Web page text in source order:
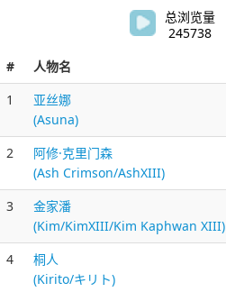
总浏览量
245738
#
人物名
1
亚丝娜
(Asuna)
2
阿修·克里门森
(Ash Crimson/AshXIII)
3
金家潘
(Kim/KimXIII/Kim Kaphwan XIII)
4
桐人
(Kirito/キリト)